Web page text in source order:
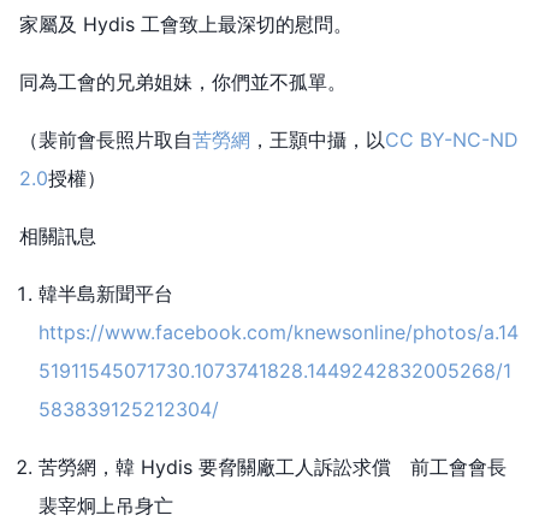
家屬及 Hydis 工會致上最深切的慰問。
同為工會的兄弟姐妹，你們並不孤單。
（裴前會長照片取自苦勞網 ，王顥中攝，以CC BY-NC-ND
2.0授權）
相關訊息
韓半島新聞平台
https://www.facebook.com/knewsonline/photos/a.14
51911545071730.1073741828.1449242832005268/1
583839125212304/
苦勞網，韓 Hydis 要脅關廠工人訴訟求償 前工會會長
裴宰炯上吊身亡